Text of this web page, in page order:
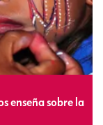
enseña sobre la